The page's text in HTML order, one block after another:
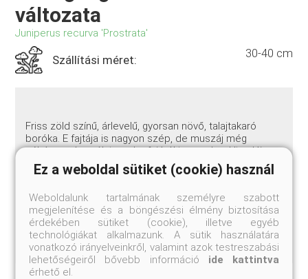
változata
Juniperus recurva 'Prostrata'
Szállítási méret: 30-40 cm
Friss zöld színű, árlevelű, gyorsan növő, talajtakaró
boróka. E fajtája is nagyon szép, de muszáj még
néhány szót szólni az alapfajáról is, amely a Himalája
középső és keleti részén honos, nagyobb termetű
bokor. Ennek főágai oldalra kiállók, róluk
hajtások tömege. ’Castlewellan’ néven létezik egy
csodálatos ír fajtája, melyre egyáltalán nem túlzás a
„meseszép” jelző! Zóna:6b
Ez a weboldal sütiket (cookie) használ
Weboldalunk tartalmának személyre szabott
megjelenítése és a böngészési élmény biztosítása
érdekében sütiket (cookie), illetve egyéb
technológiákat alkalmazunk. A sütik használatára
vonatkozó irányelveinkről, valamint azok testreszabási
lehetőségeiről bővebb információ ide kattintva
érhető el.